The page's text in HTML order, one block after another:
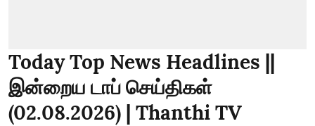
Today Top News Headlines ||
இன்றைய டாப் செய்திகள்
(02.08.2026) | Thanthi TV